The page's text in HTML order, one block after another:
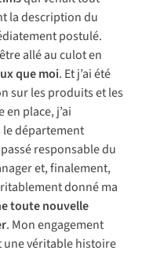
la description du
postulé.
allé au culot en
que moi. Et j’ai été
sur les produits et les
place, j’ai
le département
responsable du
et, finalement,
donné ma
toute nouvelle
. Mon engagement
une véritable histoire